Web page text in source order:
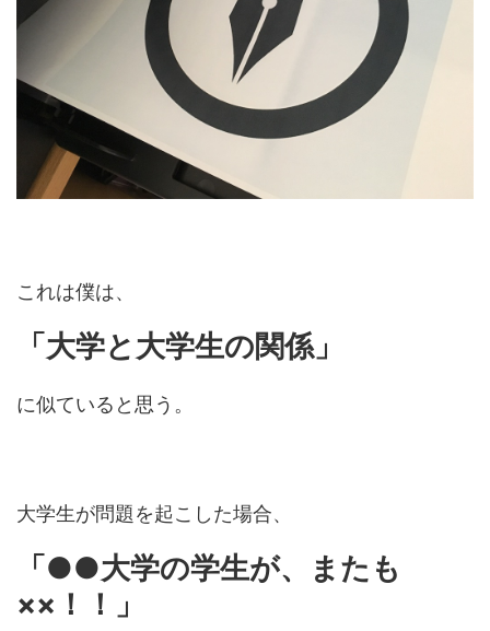
これは僕は、
「大学と大学生の関係」
に似ていると思う。
大学生が問題を起こした場合、
「●●大学の学生が、またも
××！！」